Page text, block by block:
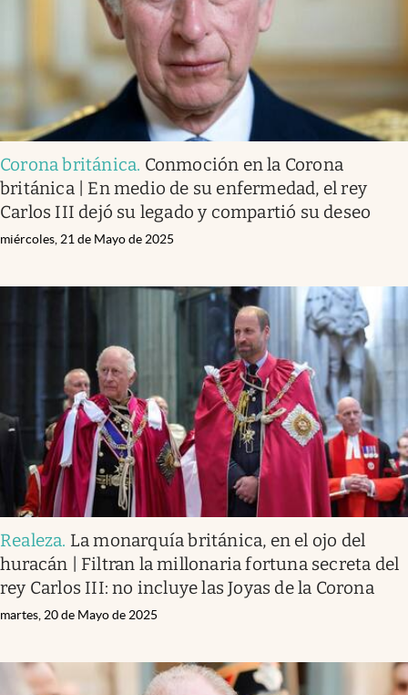
Corona británica. Conmoción en la Corona
británica | En medio de su enfermedad, el rey
Carlos III dejó su legado y compartió su deseo
miércoles, 21 de Mayo de 2025
Realeza. La monarquía británica, en el ojo del
huracán | Filtran la millonaria fortuna secreta del
rey Carlos III: no incluye las Joyas de la Corona
martes, 20 de Mayo de 2025